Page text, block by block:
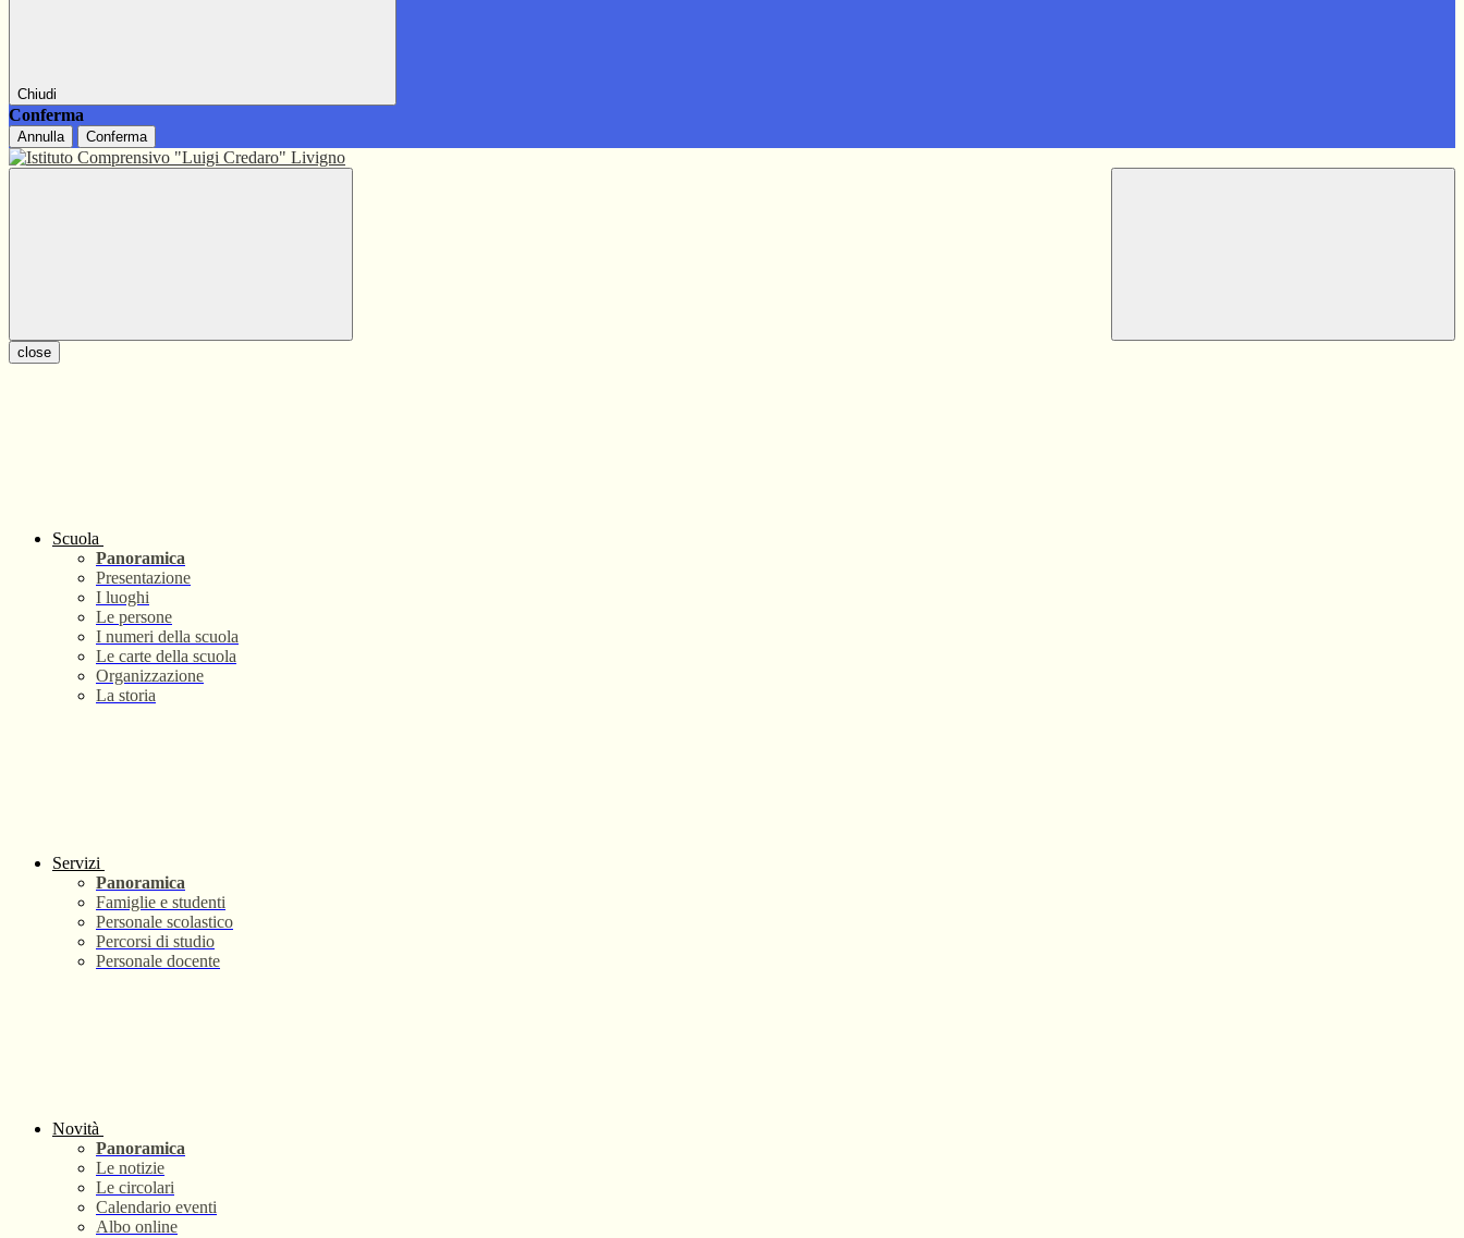
Chiudi
Conferma
Annulla Conferma
close
Scuola
Panoramica
Presentazione
I luoghi
Le persone
I numeri della scuola
Le carte della scuola
Organizzazione
La storia
Servizi
Panoramica
Famiglie e studenti
Personale scolastico
Percorsi di studio
Personale docente
Novità
Panoramica
Le notizie
Le circolari
Calendario eventi
Albo online